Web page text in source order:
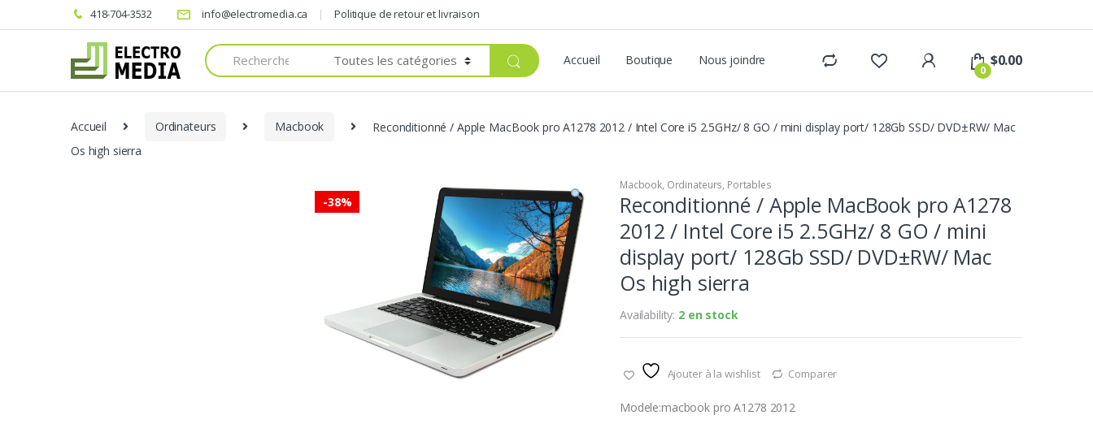
418-704-3532 info@electromedia.ca Politique de retour et livraison
Search
for:
Accueil Boutique Nous joindre
0
$0.00
Accueil Ordinateurs Macbook
Reconditionné / Apple MacBook pro A1278 2012 / Intel Core i5 2.5GHz/ 8 GO / mini display port/ 128Gb SSD/ DVD±RW/ Mac
Os high sierra
-38%
Macbook, Ordinateurs, Portables
Reconditionné / Apple MacBook pro A1278
2012 / Intel Core i5 2.5GHz/ 8 GO / mini
display port/ 128Gb SSD/ DVD±RW/ Mac
Os high sierra
Availability: 2 en stock
Ajouter à la wishlist Comparer
Modele:macbook pro A1278 2012